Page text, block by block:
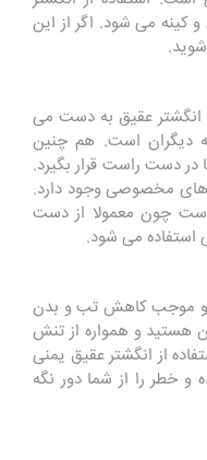
کینه می شود. اگر از این
عقیق به دست می
دیگران است. هم چنین
دست راست قرار بگیرد.
مخصوصی وجود دارد.
است چون معمولا از دست
می شود.
و موجب کاهش تب و بدن
هستید و همواره از تنش
از انگشتر عقیق یمنی
خطر را از شما دور نگه